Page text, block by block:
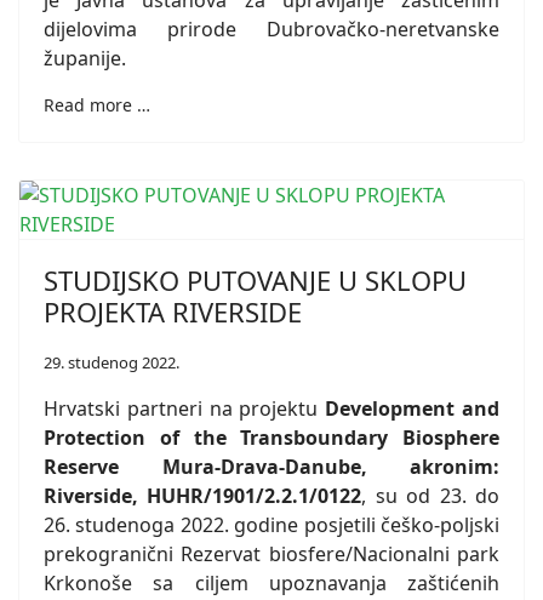
dijelovima prirode Dubrovačko-neretvanske
županije.
Read more …
STUDIJSKO PUTOVANJE U SKLOPU
PROJEKTA RIVERSIDE
29. studenog 2022.
Hrvatski partneri na projektu Development and
Protection of the Transboundary Biosphere
Reserve Mura-Drava-Danube, akronim:
Riverside, HUHR/1901/2.2.1/0122, su od 23. do
26. studenoga 2022. godine posjetili češko-poljski
prekogranični Rezervat biosfere/Nacionalni park
Krkonoše sa ciljem upoznavanja zaštićenih